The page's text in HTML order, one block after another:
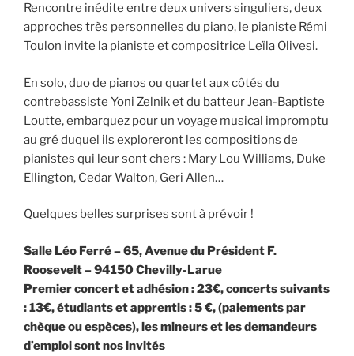
Rencontre inédite entre deux univers singuliers, deux
approches très personnelles du piano, le pianiste Rémi
Toulon invite la pianiste et compositrice Leïla Olivesi.
En solo, duo de pianos ou quartet aux côtés du
contrebassiste Yoni Zelnik et du batteur Jean-Baptiste
Loutte, embarquez pour un voyage musical impromptu
au gré duquel ils exploreront les compositions de
pianistes qui leur sont chers : Mary Lou Williams, Duke
Ellington, Cedar Walton, Geri Allen…
Quelques belles surprises sont à prévoir !
Salle Léo Ferré – 65, Avenue du Président F.
Roosevelt – 94150 Chevilly-Larue
Premier concert et adhésion : 23€, concerts suivants
: 13€, étudiants et apprentis : 5 €, (paiements par
chèque ou espèces), les mineurs et les demandeurs
d’emploi sont nos invités